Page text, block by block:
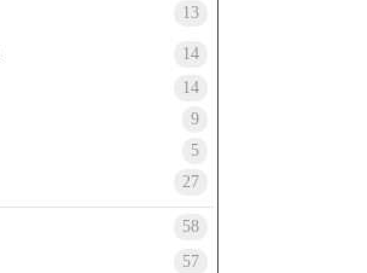
13
14
14
9
5
27
58
57